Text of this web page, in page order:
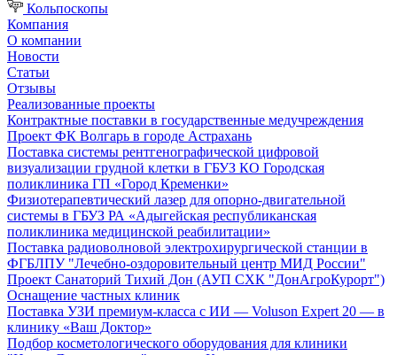
Кольпоскопы
Компания
О компании
Новости
Статьи
Отзывы
Реализованные проекты
Контрактные поставки в государственные медучреждения
Проект ФК Волгарь в городе Астрахань
Поставка системы рентгенографической цифровой
визуализации грудной клетки в ГБУЗ КО Городская
поликлиника ГП «Город Кременки»
Физиотерапевтический лазер для опорно-двигательной
системы в ГБУЗ РА «Адыгейская республиканская
поликлиника медицинской реабилитации»
Поставка радиоволновой электрохирургической станции в
ФГБЛПУ "Лечебно-оздоровительный центр МИД России"
Проект Санаторий Тихий Дон (АУП СХК "ДонАгроКурорт")
Оснащение частных клиник
Поставка УЗИ премиум-класса с ИИ — Voluson Expert 20 — в
клинику «Ваш Доктор»
Подбор косметологического оборудования для клиники